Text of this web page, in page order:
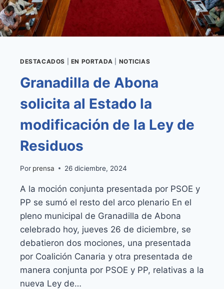
SOTAVENTO
Y
LA
MARETA
A
RITMO
DESTACADOS EN PORTADA NOTICIAS
Granadilla de Abona
solicita al Estado la
modificación de la Ley de
Residuos
Por prensa 26 diciembre, 2024
A la moción conjunta presentada por PSOE y
PP se sumó el resto del arco plenario En el
pleno municipal de Granadilla de Abona
celebrado hoy, jueves 26 de diciembre, se
debatieron dos mociones, una presentada
por Coalición Canaria y otra presentada de
manera conjunta por PSOE y PP, relativas a la
nueva Ley de…